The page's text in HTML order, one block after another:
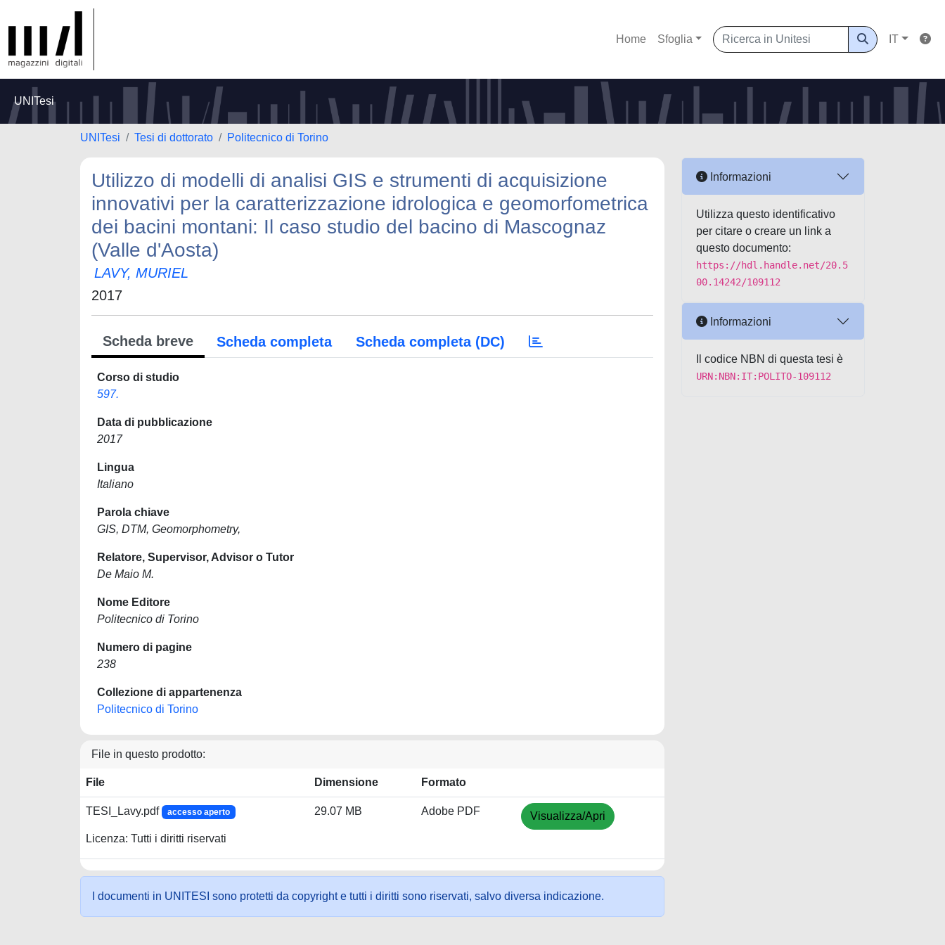
Home Sfoglia IT
UNITesi
UNITesi Tesi di dottorato Politecnico di Torino
Utilizzo di modelli di analisi GIS e strumenti di acquisizione
innovativi per la caratterizzazione idrologica e geomorfometrica
dei bacini montani: Il caso studio del bacino di Mascognaz
(Valle d'Aosta)
LAVY, MURIEL
2017
Scheda breve Scheda completa Scheda completa (DC)
Corso di studio
597.
Data di pubblicazione
2017
Lingua
Italiano
Parola chiave
GIS, DTM, Geomorphometry,
Relatore, Supervisor, Advisor o Tutor
De Maio M.
Nome Editore
Politecnico di Torino
Numero di pagine
238
Collezione di appartenenza
Politecnico di Torino
File in questo prodotto:
File Dimensione Formato
TESI_Lavy.pdf accesso aperto
Licenza: Tutti i diritti riservati
29.07 MB Adobe PDF Visualizza/Apri
I documenti in UNITESI sono protetti da copyright e tutti i diritti sono riservati, salvo diversa indicazione.
Informazioni
Utilizza questo identificativo
per citare o creare un link a
questo documento:
https://hdl.handle.net/20.5
00.14242/109112
Informazioni
Il codice NBN di questa tesi è
URN:NBN:IT:POLITO-109112